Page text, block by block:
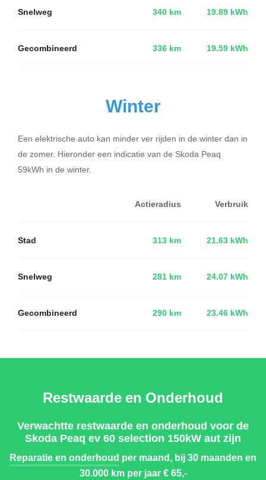
Snelweg 340 km 19.89 kWh
Gecombineerd 336 km 19.59 kWh
Winter
Een elektrische auto kan minder ver rijden in de winter dan in
de zomer. Hieronder een indicatie van de Skoda Peaq
59kWh in de winter.
Actieradius Verbruik
Stad 313 km 21.63 kWh
Snelweg 281 km 24.07 kWh
Gecombineerd 290 km 23.46 kWh
Restwaarde en Onderhoud
Verwachtte restwaarde en onderhoud voor de
Skoda Peaq ev 60 selection 150kW aut zijn
Reparatie en onderhoud per maand, bij 30 maanden en
30.000 km per jaar€ 65,-